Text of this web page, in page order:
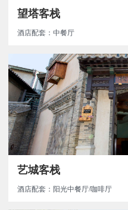
望塔客栈
酒店配套：中餐厅
艺城客栈
酒店配套：阳光中餐厅/咖啡厅